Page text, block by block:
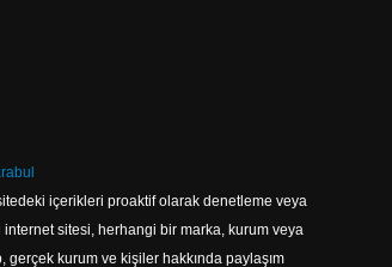
içerikleri proaktif olarak denetleme veya
internet sitesi, herhangi bir marka, kurum veya
gerçek kurum ve kişiler hakkında paylaşım